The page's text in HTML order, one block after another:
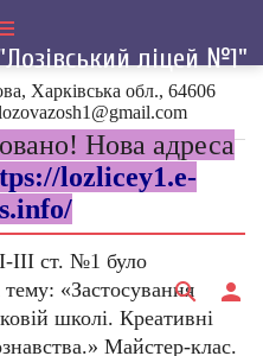
ліцей №1"
Харківська обл., 64606
Нова адреса
lozlicey1.e-
search person
ст. №1 було
«Застосування
школі. Креативні
Майстер-клас.